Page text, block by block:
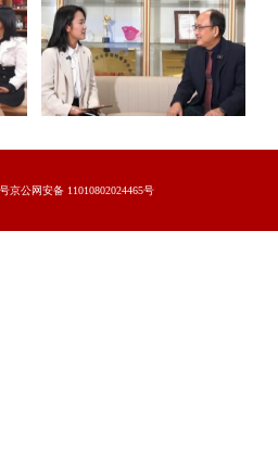
京公网安备 11010802024465号